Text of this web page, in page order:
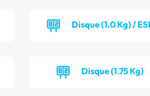
Disque (1.0 Kg) /
Disque (1.75 Kg)